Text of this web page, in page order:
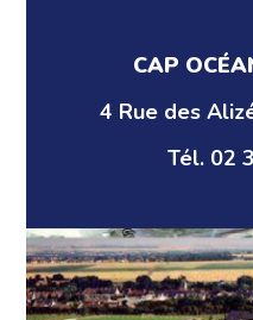
CAP
4 Rue des
Tél. 02